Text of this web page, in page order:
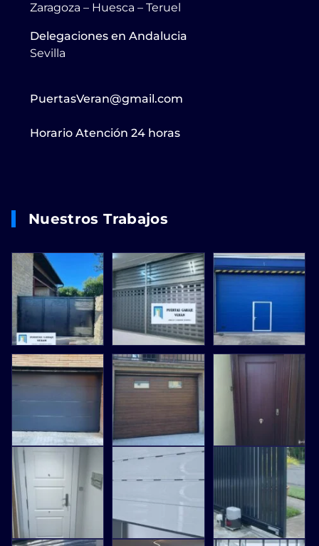
Zaragoza – Huesca – Teruel
Delegaciones en Andalucia
Sevilla
PuertasVeran@gmail.com
Horario Atención 24 horas
Nuestros Trabajos